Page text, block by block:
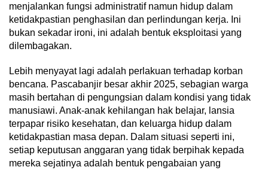
menjalankan fungsi administratif namun hidup dalam
ketidakpastian penghasilan dan perlindungan kerja. Ini
bukan sekadar ironi, ini adalah bentuk eksploitasi yang
dilembagakan.
Lebih menyayat lagi adalah perlakuan terhadap korban
bencana. Pascabanjir besar akhir 2025, sebagian warga
masih bertahan di pengungsian dalam kondisi yang tidak
manusiawi. Anak-anak kehilangan hak belajar, lansia
terpapar risiko kesehatan, dan keluarga hidup dalam
ketidakpastian masa depan. Dalam situasi seperti ini,
setiap keputusan anggaran yang tidak berpihak kepada
mereka sejatinya adalah bentuk pengabaian yang